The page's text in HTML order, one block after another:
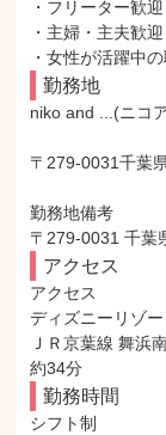
・フリーター歓迎
・主婦・主夫歓
・女性が活躍中
勤務地
niko and ...(ニコ
〒279-0031千葉
勤務地備考
〒279-0031 千葉
アクセス
アクセス
ディズニーリゾ
ＪＲ京葉線 舞浜
約34分
勤務時間
シフト制